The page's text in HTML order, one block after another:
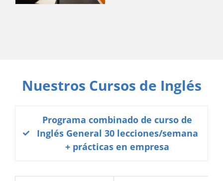
Nuestros Cursos de Inglés
Programa combinado de curso de
Inglés General 30 lecciones/semana
+ prácticas en empresa